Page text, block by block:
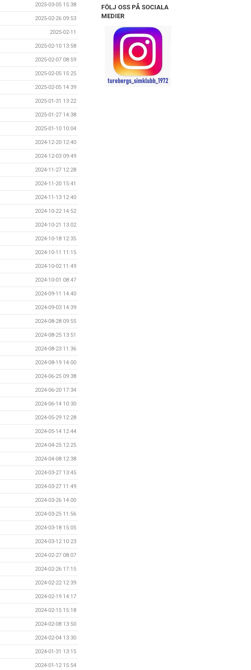
2025-03-05 15:38
2025-02-26 09:53
2025-02-11
2025-02-10 13:58
2025-02-07 08:59
2025-02-05 15:25
2025-02-05 14:39
2025-01-31 13:22
2025-01-27 14:38
2025-01-10 10:04
2024-12-20 12:40
2024-12-03 09:49
2024-11-27 12:28
2024-11-20 15:41
2024-11-13 12:40
2024-10-22 14:52
2024-10-21 13:02
2024-10-18 12:35
2024-10-11 11:15
2024-10-02 11:49
2024-10-01 08:47
2024-09-11 14:40
2024-09-03 14:39
2024-08-28 09:55
2024-08-25 13:51
2024-08-23 11:36
2024-08-19 14:00
2024-06-25 09:38
2024-06-20 17:34
2024-06-14 10:30
2024-05-29 12:28
2024-05-14 12:44
2024-04-25 12:25
2024-04-08 12:38
2024-03-27 13:45
2024-03-27 11:49
2024-03-26 14:00
2024-03-25 11:56
2024-03-18 15:05
2024-03-12 10:23
2024-02-27 08:07
2024-02-26 17:15
2024-02-22 12:39
2024-02-19 14:17
2024-02-15 15:18
2024-02-08 13:50
2024-02-04 13:30
2024-01-31 13:15
2024-01-12 15:54
FÖLJ OSS PÅ SOCIALA
MEDIER